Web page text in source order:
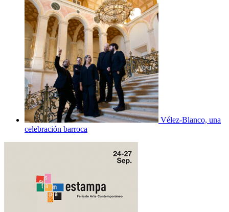
Vélez-Blanco, una
celebración barroca